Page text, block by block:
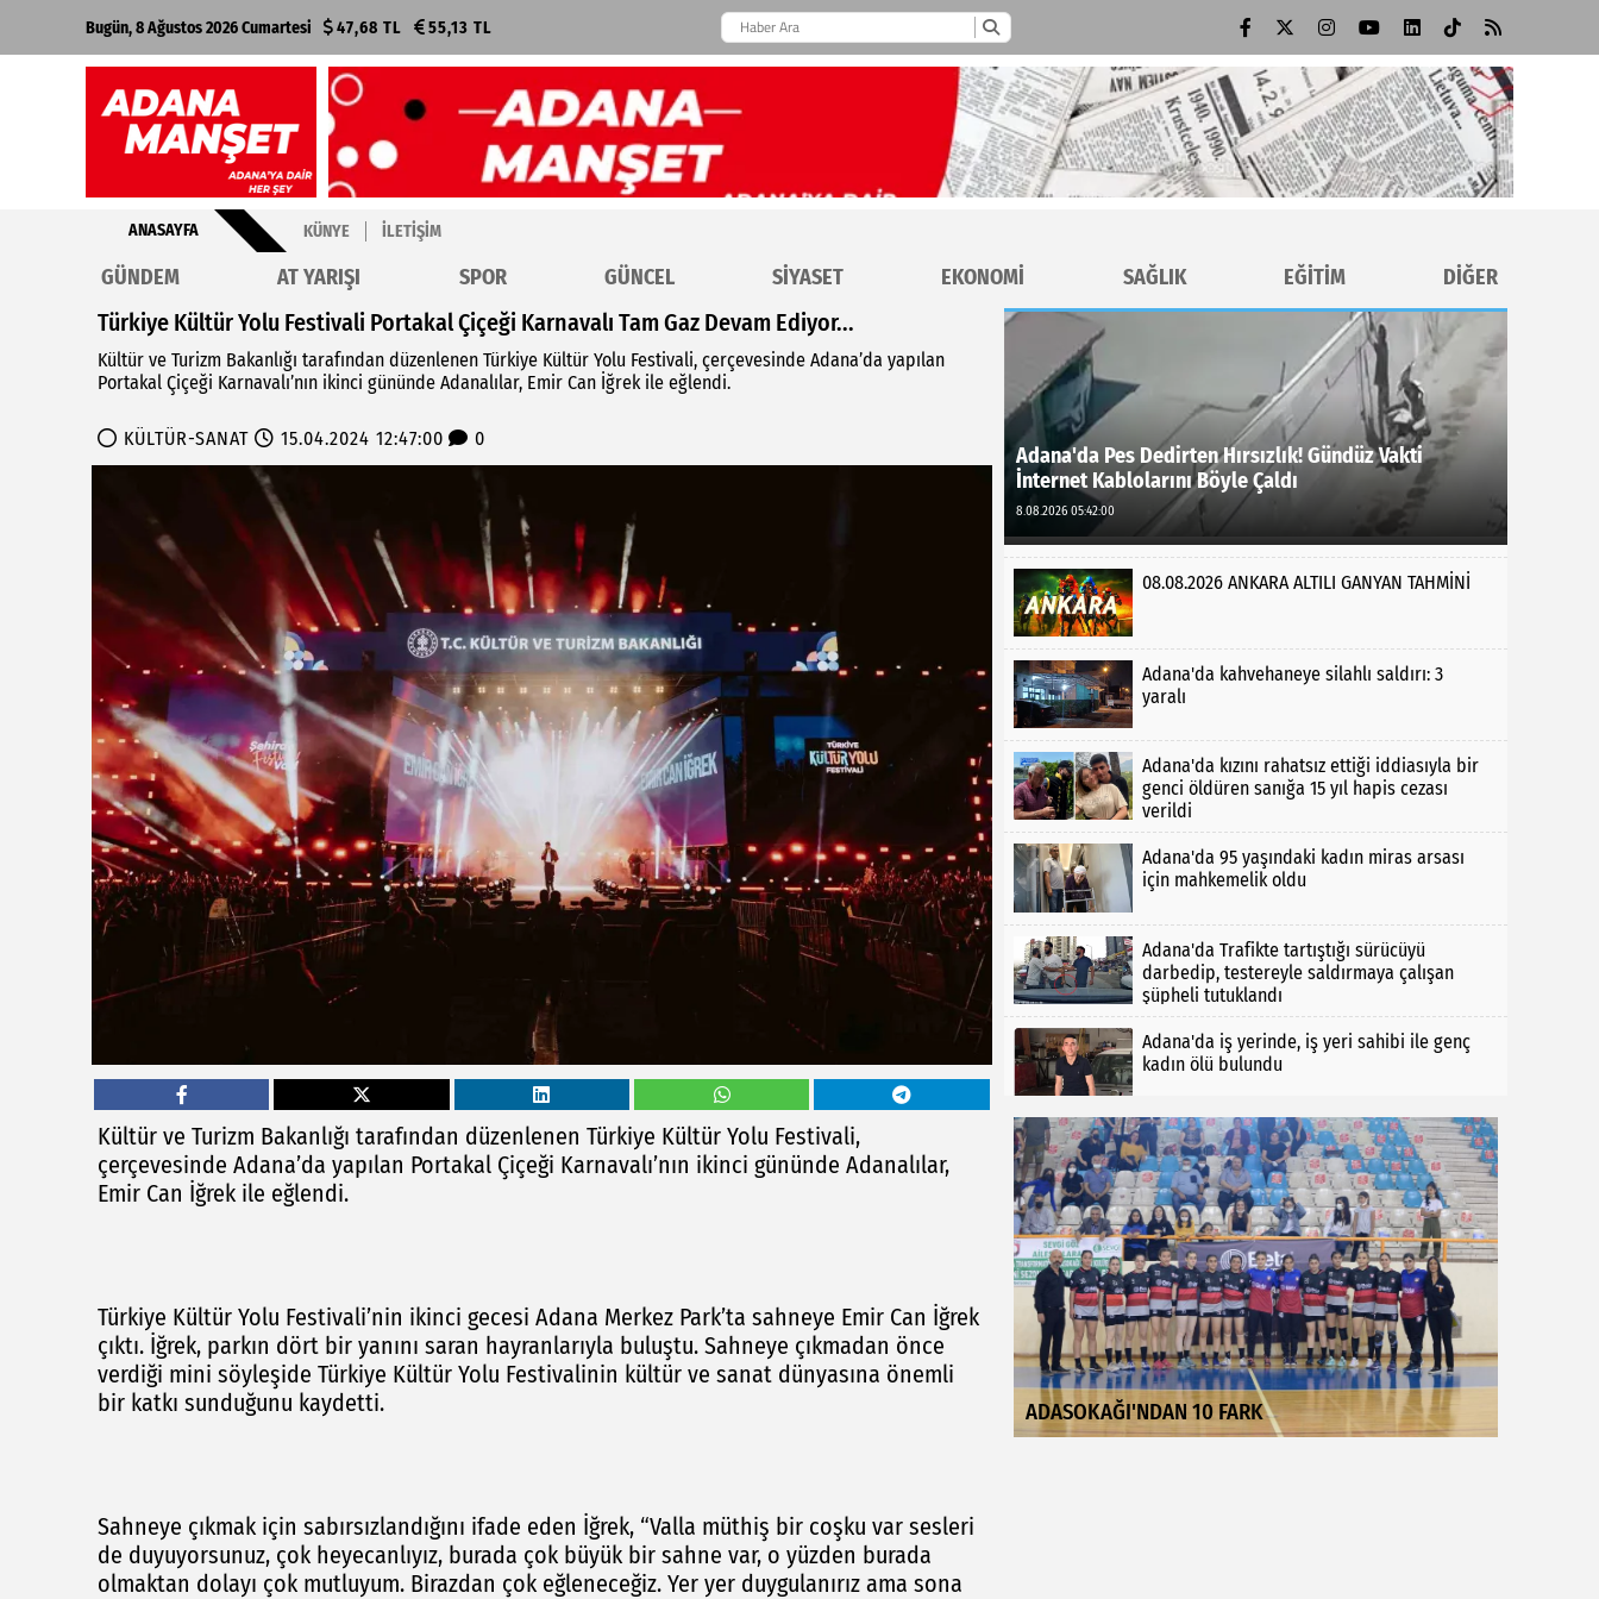
Bugün, 8 Ağustos 2026 Cumartesi 47,68 TL 55,13 TL
ANASAYFA KÜNYE İLETIŞIM
GÜNDEM AT YARIŞI SPOR GÜNCEL SİYASET EKONOMİ SAĞLIK EĞİTİM DİĞER
Türkiye Kültür Yolu Festivali Portakal Çiçeği Karnavalı Tam Gaz Devam Ediyor...
Kültür ve Turizm Bakanlığı tarafından düzenlenen Türkiye Kültür Yolu Festivali, çerçevesinde Adana’da yapılan
Portakal Çiçeği Karnavalı’nın ikinci gününde Adanalılar, Emir Can İğrek ile eğlendi.
KÜLTÜR-SANAT 15.04.2024 12:47:00 0
Kültür ve Turizm Bakanlığı tarafından düzenlenen Türkiye Kültür Yolu Festivali,
çerçevesinde Adana’da yapılan Portakal Çiçeği Karnavalı’nın ikinci gününde Adanalılar,
Emir Can İğrek ile eğlendi.
Türkiye Kültür Yolu Festivali’nin ikinci gecesi Adana Merkez Park’ta sahneye Emir Can İğrek
çıktı. İğrek, parkın dört bir yanını saran hayranlarıyla buluştu. Sahneye çıkmadan önce
verdiği mini söyleşide Türkiye Kültür Yolu Festivalinin kültür ve sanat dünyasına önemli
bir katkı sunduğunu kaydetti.
Sahneye çıkmak için sabırsızlandığını ifade eden İğrek, “Valla müthiş bir coşku var sesleri
de duyuyorsunuz, çok heyecanlıyız, burada çok büyük bir sahne var, o yüzden burada
olmaktan dolayı çok mutluyum. Birazdan çok eğleneceğiz. Yer yer duygulanırız ama sona
Adana'da Pes Dedirten Hırsızlık! Gündüz Vakti
İnternet Kablolarını Böyle Çaldı
8.08.2026 05:42:00
08.08.2026 ANKARA ALTILI GANYAN TAHMİNİ
Adana'da kahvehaneye silahlı saldırı: 3
yaralı
Adana'da kızını rahatsız ettiği iddiasıyla bir
genci öldüren sanığa 15 yıl hapis cezası
verildi
Adana'da 95 yaşındaki kadın miras arsası
için mahkemelik oldu
Adana'da Trafikte tartıştığı sürücüyü
darbedip, testereyle saldırmaya çalışan
şüpheli tutuklandı
Adana'da iş yerinde, iş yeri sahibi ile genç
kadın ölü bulundu
ADASOKAĞI'NDAN 10 FARK